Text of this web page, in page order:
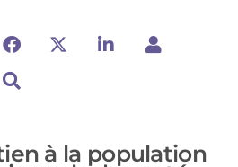
à la population